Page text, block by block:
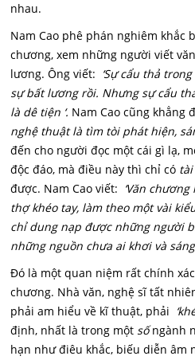
nhau.
Nam Cao phê phán nghiêm khắc
chương, xem những người viết
lương. Ông viết: ‘Sự cẩu thả
sự bất lương rồi. Nhưng sự cẩu
là dê tiện ‘. Nam Cao cũng khẳng
nghệ thuật là tìm tòi phát hiện,
đến cho người đọc một cái gì lạ,
độc đáo, mà điều này thì chỉ có
được. Nam Cao viết: ‘Văn
thợ khéo tay, làm theo một vài
chỉ dung nạp được những người
những nguồn chưa ai khơi và
Đó là một quan niệm rất chính
chương. Nhà văn, nghệ sĩ tất
phải am hiểu về kĩ thuật, phải
định, nhất là trong một sốngành
hạn như điêu khắc, biếu diễn âm